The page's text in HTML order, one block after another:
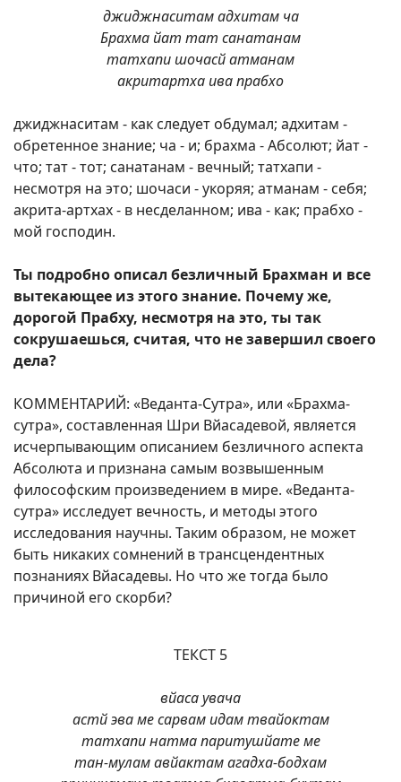
джиджнаситам адхитам ча
Брахма йат тат санатанам
татхапи шочасй атманам
акритартха ива прабхо
джиджнаситам - как следует обдумал; адхитам -
обретенное знание; ча - и; брахма - Абсолют; йат -
что; тат - тот; санатанам - вечный; татхапи -
несмотря на это; шочаси - укоряя; атманам - себя;
акрита-артхах - в несделанном; ива - как; прабхо -
мой господин.
Ты подробно описал безличный Брахман и все
вытекающее из этого знание. Почему же,
дорогой Прабху, несмотря на это, ты так
сокрушаешься, считая, что не завершил своего
дела?
КОММЕНТАРИЙ: «Веданта-Сутра», или «Брахма-
сутра», составленная Шри Вйасадевой, является
исчерпывающим описанием безличного аспекта
Абсолюта и признана самым возвышенным
философским произведением в мире. «Веданта-
сутра» исследует вечность, и методы этого
исследования научны. Таким образом, не может
быть никаких сомнений в трансцендентных
познаниях Вйасадевы. Но что же тогда было
причиной его скорби?
ТЕКСТ 5
вйаса увача
астй эва ме сарвам идам твайоктам
татхапи натма паритушйате ме
тан-мулам авйактам агадха-бодхам